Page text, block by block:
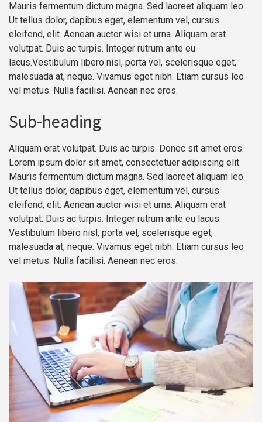
Mauris fermentum dictum magna. Sed laoreet aliquam leo.
Ut tellus dolor, dapibus eget, elementum vel, cursus
eleifend, elit. Aenean auctor wisi et urna. Aliquam erat
volutpat. Duis ac turpis. Integer rutrum ante eu
lacus.Vestibulum libero nisl, porta vel, scelerisque eget,
malesuada at, neque. Vivamus eget nibh. Etiam cursus leo
vel metus. Nulla facilisi. Aenean nec eros.
Sub-heading
Aliquam erat volutpat. Duis ac turpis. Donec sit amet eros.
Lorem ipsum dolor sit amet, consectetuer adipiscing elit.
Mauris fermentum dictum magna. Sed laoreet aliquam leo.
Ut tellus dolor, dapibus eget, elementum vel, cursus
eleifend, elit. Aenean auctor wisi et urna. Aliquam erat
volutpat. Duis ac turpis. Integer rutrum ante eu lacus.
Vestibulum libero nisl, porta vel, scelerisque eget,
malesuada at, neque. Vivamus eget nibh. Etiam cursus leo
vel metus. Nulla facilisi. Aenean nec eros.